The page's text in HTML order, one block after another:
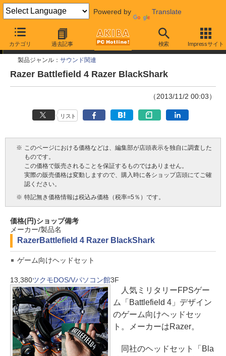
Powered by Translate
カテゴリ 過去記事 検索 Impressサイト
今週見つけた新製品
製品ジャンル： サウンド関連
Razer Battlefield 4 Razer BlackShark
（2013/11/2 00:03）
リスト
※ このページにおける価格などは、編集部が店頭表示を独自に調査した
ものです。
この価格で販売されることを保証するものではありません。
実際の販売価格は変動しますので、購入時に各ショップ店頭にてご確
認ください。
※ 特記無き価格情報は税込み価格（税率=5％）です。
価格(円)ショップ備考
メーカー/製品名
RazerBattlefield 4 Razer BlackShark
ゲーム向けヘッドセット
13,380ツクモDOS/Vパソコン館3F
人気ミリタリーFPSゲー
ム「Battlefield 4」デザイン
のゲーム向けヘッドセッ
ト。メーカーはRazer。
同社のヘッドセット「Bla